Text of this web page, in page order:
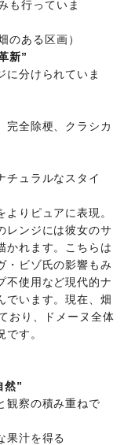
も行っていま
のある区画）
新”
に分けられていま
全除梗、クラシカ
ュラルなスタイ
りピュアに表現。
レンジには彼女のサ
かれます。こちらは
・ビゾ氏の影響もみ
不使用など現代的ナ
でいます。現在、畑
おり、ドメーヌ全体
す。
然”
観察の積み重ねで
果汁を得る